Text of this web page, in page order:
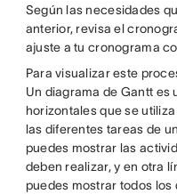
Según las necesidades
anterior, revisa el
ajuste a tu cronograma
Para visualizar este
Un diagrama de Gantt es
horizontales que se
las diferentes tareas de
puedes mostrar las
deben realizar, y en otra
puedes mostrar todos los